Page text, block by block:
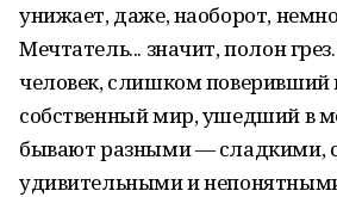
унижает, даже, наоборот,
Мечтатель... значит, полон
человек, слишком поверивший
собственный мир, ушедший в
бывают разными — сладкими,
удивительными и